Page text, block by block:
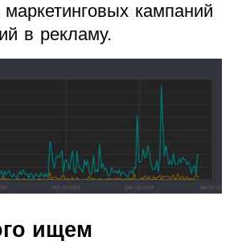
кампаний
в рекламу.
ищем